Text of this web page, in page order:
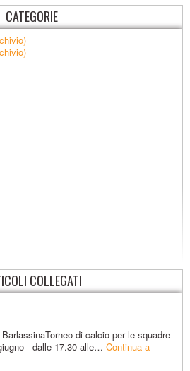
CATEGORIE
COLLEGATI
di calcio per le squadre
- dalle 17.30 alle… Continua a